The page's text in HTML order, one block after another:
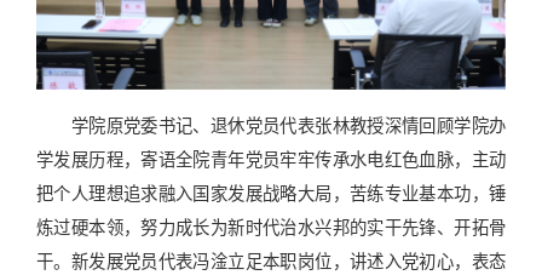
学院原党委书记、退休党员代表张林教授深情回顾学院办
学发展历程，寄语全院青年党员牢牢传承水电红色血脉，主动
把个人理想追求融入国家发展战略大局，苦练专业基本功，锤
炼过硬本领，努力成长为新时代治水兴邦的实干先锋、开拓骨
干。新发展党员代表冯淦立足本职岗位，讲述入党初心，表态